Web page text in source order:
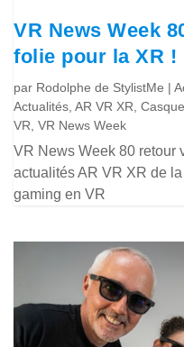
VR News Week
folie pour la XR !
par Rodolphe de StylistMe |
Actualités ,AR VR XR ,
VR ,VR News Week
VR News Week 80 retour
actualités AR VR XR de
gaming en VR